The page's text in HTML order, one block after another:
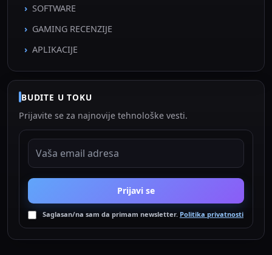
SOFTWARE
GAMING RECENZIJE
APLIKACIJE
BUDITE U TOKU
Prijavite se za najnovije tehnološke vesti.
EMAIL ADRESA
Prijavi se
Saglasan/na sam da primam newsletter. Politika privatnosti